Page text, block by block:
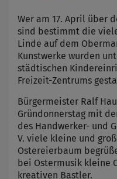
Wer am 17. April über
sind bestimmt die
Linde auf dem
Kunstwerke wurden
städtischen
Freizeit-Zentrums
Bürgermeister Ralf
Gründonnerstag mit
des Handwerker- und
V. viele kleine und
Ostereierbaum
bei Ostermusik kleine
kreativen Bastler.